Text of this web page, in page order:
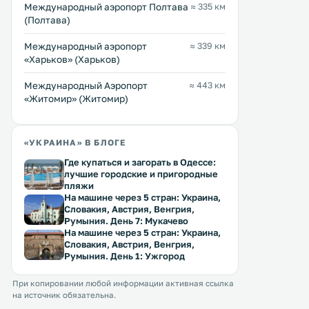
стиральной машиной. .
Международный аэропорт Полтава
(Полтава)
≈ 335 км
Международный аэропорт
«Харьков» (Харьков)
≈ 339 км
Международный Аэропорт
«Житомир» (Житомир)
≈ 443 км
«УКРАИНА» В БЛОГЕ
Где купаться и загорать в Одессе:
лучшие городские и пригородные
пляжи
На машине через 5 стран: Украина,
Словакия, Австрия, Венгрия,
Румыния. День 7: Мукачево
На машине через 5 стран: Украина,
Словакия, Австрия, Венгрия,
Румыния. День 1: Ужгород
При копировании любой информации активная ссылка
на источник обязательна.